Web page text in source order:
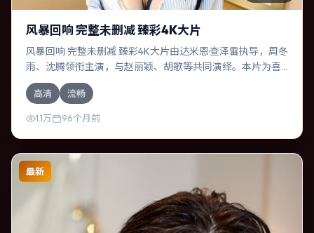
风暴回响 完整未删减 臻彩4K大片
风暴回响 完整未删减 臻彩4K大片由达米恩·查泽雷执导，周冬
雨、沈腾领衔主演，与赵丽颖、胡歌等共同演绎。本片为喜
剧类型，主要班底与取景来自中国台湾。时间循环困住主
角，每一次醒来规则都在改变。影片整体气质克制，节奏紧
凑，人物动机清晰，适合喜欢强情节与细腻表演的观众。
高清 流畅
1.1万 96个月前
最新